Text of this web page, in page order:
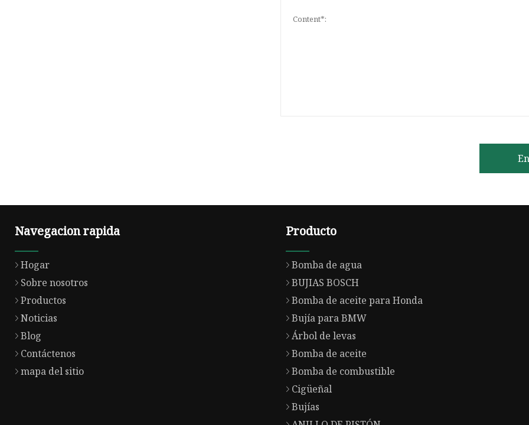
Navegacion rapida
Hogar
Sobre nosotros
Productos
Noticias
Blog
Contáctenos
mapa del sitio
Producto
Bomba de agua
BUJIAS BOSCH
Bomba de aceite para Honda
Bujía para BMW
Árbol de levas
Bomba de aceite
Bomba de combustible
Cigüeñal
Bujías